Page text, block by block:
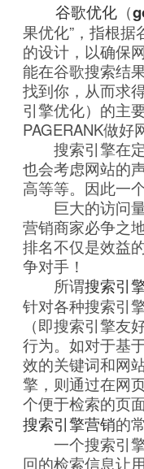
谷歌优化 （
果优化”，指根
的设计，以确保
能在谷歌搜索结
找到你，从而求
引擎优化）的主
PAGERANK做好
搜索引擎在定
也会考虑网站的
高等等。因此一
巨大的访问量
营销商家必争之
排名不仅是效益
争对手！
所谓搜索引
针对各种搜索引
（即搜索引擎
行为。如对于基
效的关键词和网
擎，则通过在网
个便于检索的页
搜索引擎营销的
一个搜索引擎
回的检索信息让